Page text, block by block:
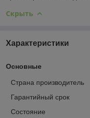
Скрыть
Характеристики
Основные
Страна производитель
Гарантийный срок
Состояние